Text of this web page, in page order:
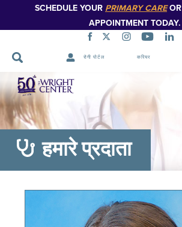
SCHEDULE YOUR PRIMARY CAREOR
APPOINTMENT TODAY.
रोगी पोर्टल करियर
नेविगेशन
छोड़ें
हमारे प्रदाता